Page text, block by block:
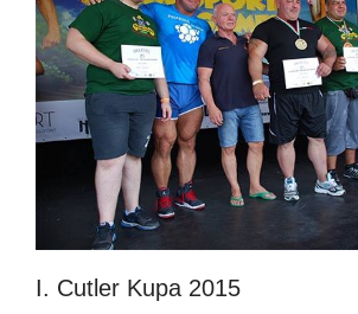
I. Cutler Kupa 2015